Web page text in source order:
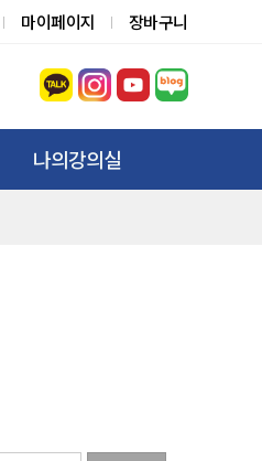
마이페이지 장바구니
나의강의실